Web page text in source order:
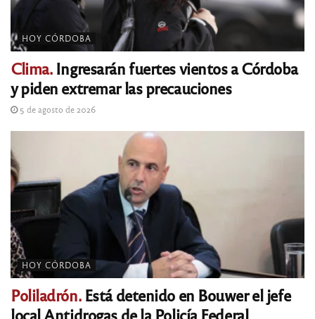
HOY CÓRDOBA
Clima.Ingresarán fuertes vientos a Córdoba
y piden extremar las precauciones
5 de agosto de 2026
HOY CÓRDOBA
Poliladrón.Está detenido en Bouwer el jefe
local Antidrogas de la Policía Federal